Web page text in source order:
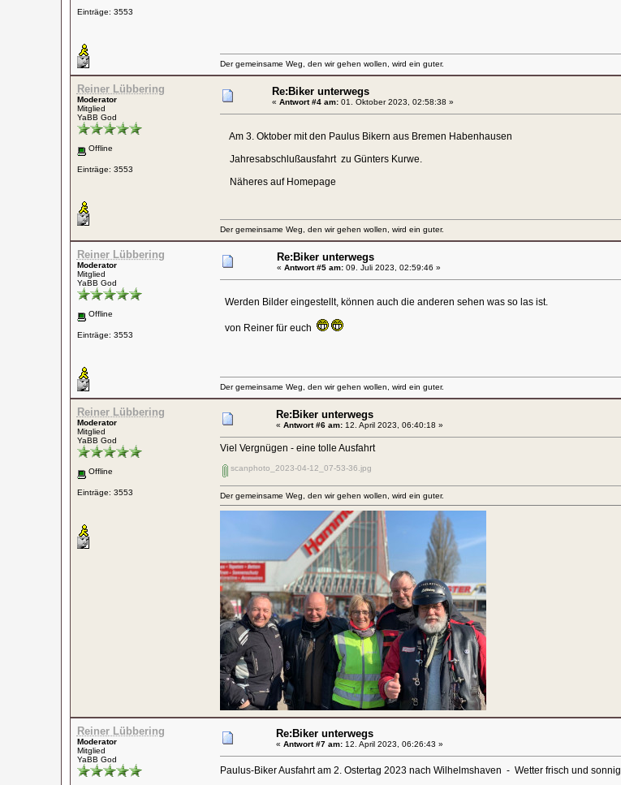
Einträge: 3553
Der gemeinsame Weg, den wir gehen wollen, wird ein guter.
Reiner Lübbering
Moderator
Mitglied
YaBB God
Offline
Einträge: 3553
Re:Biker unterwegs
« Antwort #4 am:01. Oktober 2023, 02:58:38 »
Am 3. Oktober mit den Paulus Bikern aus Bremen Habenhausen
Jahresabschlußausfahrt zu Günters Kurwe.
Näheres auf Homepage
Der gemeinsame Weg, den wir gehen wollen, wird ein guter.
Reiner Lübbering
Moderator
Mitglied
YaBB God
Offline
Einträge: 3553
Re:Biker unterwegs
« Antwort #5 am:09. Juli 2023, 02:59:46 »
Werden Bilder eingestellt, können auch die anderen sehen was so las ist.
von Reiner für euch
Der gemeinsame Weg, den wir gehen wollen, wird ein guter.
Reiner Lübbering
Moderator
Mitglied
YaBB God
Offline
Einträge: 3553
Re:Biker unterwegs
« Antwort #6 am:12. April 2023, 06:40:18 »
Viel Vergnügen - eine tolle Ausfahrt
scanphoto_2023-04-12_07-53-36.jpg
Der gemeinsame Weg, den wir gehen wollen, wird ein guter.
Reiner Lübbering
Moderator
Mitglied
YaBB God
Re:Biker unterwegs
« Antwort #7 am:12. April 2023, 06:26:43 »
Paulus-Biker Ausfahrt am 2. Ostertag 2023 nach Wilhelmshaven - Wetter frisch und sonnig